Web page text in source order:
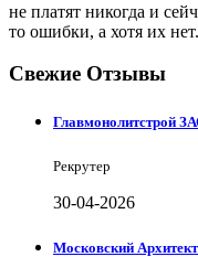
не платят никогда и
то ошибки, а хотя их
Свежие Отзывы
Главмонолитстрой
Рекрутер
30-04-2026
Московский